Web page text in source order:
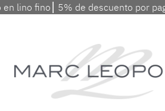
en lino fino⎮ 5% de descuento por